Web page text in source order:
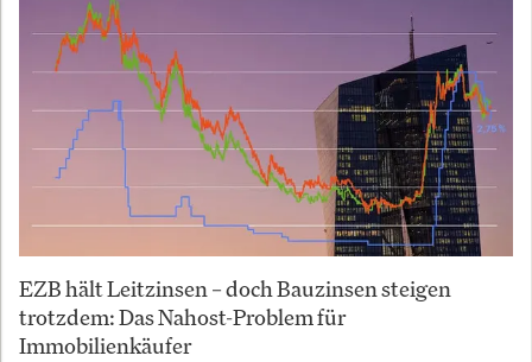
EZB hält Leitzinsen – doch Bauzinsen steigen
trotzdem: Das Nahost-Problem für
Immobilienkäufer